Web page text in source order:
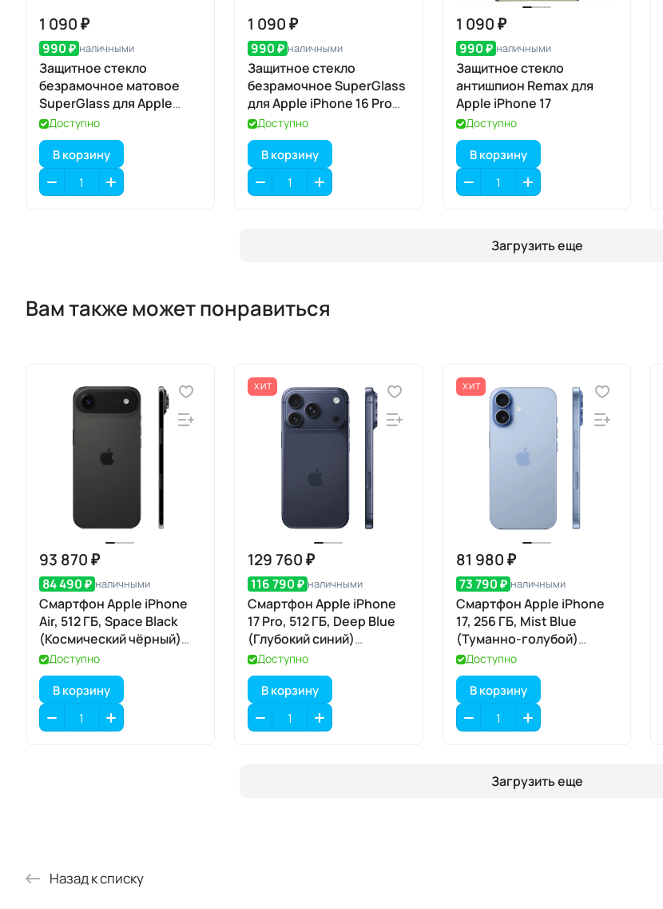
1 090 ₽
990 ₽ наличными
Защитное стекло
безрамочное матовое
SuperGlass для Apple
iPhone 17 / 16 Pro
Доступно
В корзину
1 090 ₽
990 ₽ наличными
Защитное стекло
безрамочное SuperGlass
для Apple iPhone 16 Pro
Max / 17 Pro Max
Доступно
В корзину
1 090 ₽
990 ₽ наличными
Защитное стекло
антишпион Remax для
Apple iPhone 17
Доступно
В корзину
Загрузить еще
Вам также может понравиться
93 870 ₽
84 490 ₽ наличными
Смартфон Apple iPhone
Air, 512 ГБ, Space Black
(Космический чёрный)
Dual eSIM
Доступно
В корзину
ХИТ
129 760 ₽
116 790 ₽ наличными
Смартфон Apple iPhone
17 Pro, 512 ГБ, Deep Blue
(Глубокий синий)
SIM+eSIM
Доступно
В корзину
ХИТ
81 980 ₽
73 790 ₽ наличными
Смартфон Apple iPhone
17, 256 ГБ, Mist Blue
(Туманно-голубой)
SIM+eSIM
Доступно
В корзину
Загрузить еще
Назад к списку